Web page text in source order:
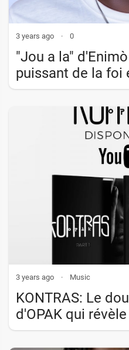
3 years ago · 0
"Jou a la"
puissant de la foi
3 years ago · Music
KONTRAS: Le
d'OPAK qui
de l'existence